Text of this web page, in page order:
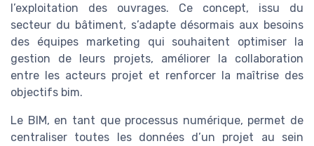
l’exploitation des ouvrages. Ce concept, issu du
secteur du bâtiment, s’adapte désormais aux besoins
des équipes marketing qui souhaitent optimiser la
gestion de leurs projets, améliorer la collaboration
entre les acteurs projet et renforcer la maîtrise des
objectifs bim.
Le BIM, en tant que processus numérique, permet de
centraliser toutes les données d’un projet au sein